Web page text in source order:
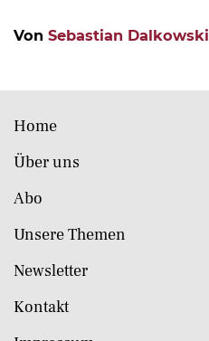
Von Sebastian Dalkowski
Home
Über uns
Abo
Unsere Themen
Newsletter
Kontakt